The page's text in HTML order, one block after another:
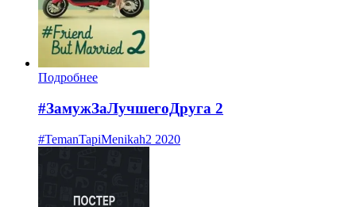
Подробнее
#ЗамужЗаЛучшегоДруга 2
#TemanTapiMenikah2 2020